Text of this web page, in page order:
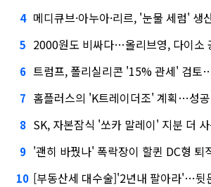
4 메디큐브·아누아·리르, '눈물 세럼' 생
5 2000원도 비싸다…올리브영, 다이소 공세
6 트럼프, 폴리실리콘 '15% 관세' 검토…한화
7 홈플러스의 'K트레이더조' 계획…성
8 SK, 자본잠식 '쏘카 말레이' 지분 더
9 '괜히 바꿨나' 폭락장이 할퀸 DC형 퇴직연
10 [부동산세 대수술]'2년내 팔아라'…뒷